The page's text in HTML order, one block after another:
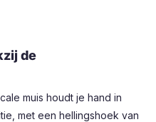
de
muis houdt je hand in
met een hellingshoek van